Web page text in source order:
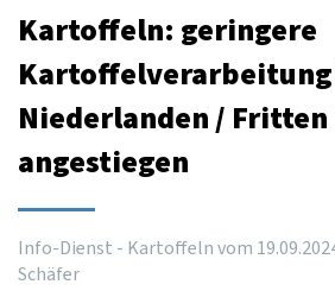
Kartoffeln: geringere
Kartoffelverarbeitung
Niederlanden /
angestiegen
Info-Dienst - Kartoffeln vom 19.09.
Schäfer